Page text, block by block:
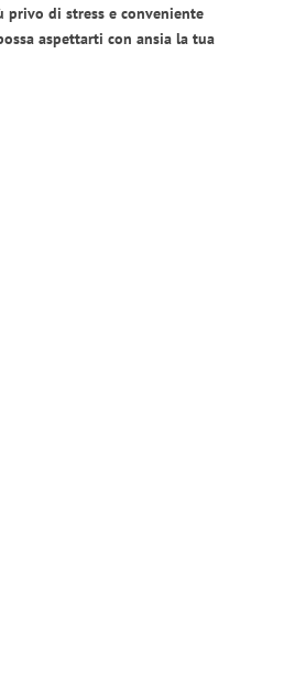
di stress e conveniente
aspettarti con ansia la tua